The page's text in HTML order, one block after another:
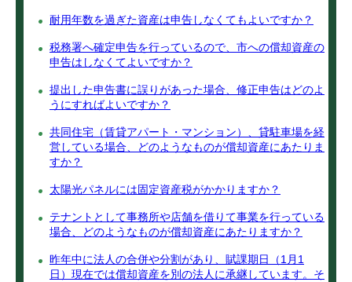
耐用年数を過ぎた資産は申告しなくてもよいですか？
税務署へ確定申告を行っているので、市への償却資産の
申告はしなくてよいですか？
提出した申告書に誤りがあった場合、修正申告はどのよ
うにすればよいですか？
共同住宅（賃貸アパート・マンション）、貸駐車場を経
営している場合、どのようなものが償却資産にあたりま
すか？
太陽光パネルには固定資産税がかかりますか？
テナントとして事務所や店舗を借りて事業を行っている
場合、どのようなものが償却資産にあたりますか？
昨年中に法人の合併や分割があり、賦課期日（1月1
日）現在では償却資産を別の法人に承継しています。そ